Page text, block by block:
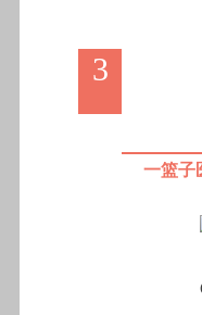
3
一篮子